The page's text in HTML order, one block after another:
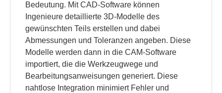
Bedeutung. Mit CAD-Software können
Ingenieure detaillierte 3D-Modelle des
gewünschten Teils erstellen und dabei
Abmessungen und Toleranzen angeben. Diese
Modelle werden dann in die CAM-Software
importiert, die die Werkzeugwege und
Bearbeitungsanweisungen generiert. Diese
nahtlose Integration minimiert Fehler und